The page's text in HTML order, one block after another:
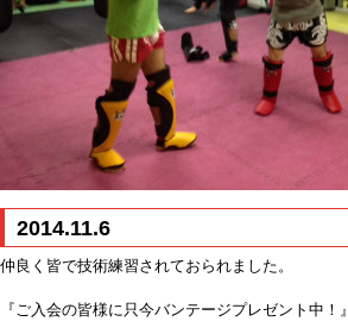
2014.11.6
仲良く皆で技術練習されておられました。
『ご入会の皆様に只今バンテージプレゼント中！』